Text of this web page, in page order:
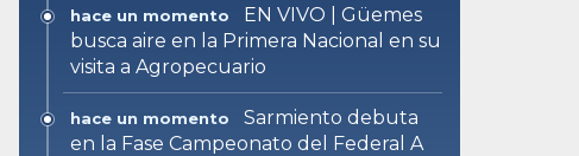
hace un momento
EN VIVO | Güemes
busca aire en la Primera Nacional en su
visita a Agropecuario
hace un momento
Sarmiento debuta
en la Fase Campeonato del Federal A